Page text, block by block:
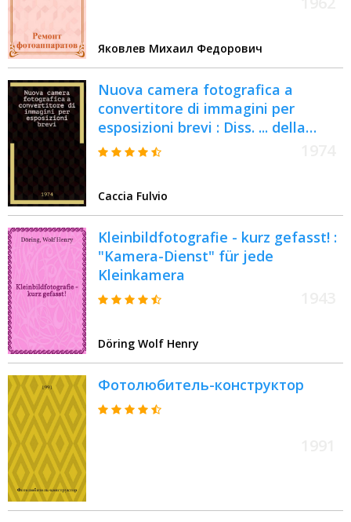
Яковлев Михаил Федорович
Nuova camera fotografica a
convertitore di immagini per
esposizioni brevi : Diss. ... della
Scuola politecn. federale Zurigo
Caccia Fulvio
Kleinbildfotografie - kurz gefasst! :
"Kamera-Dienst" für jede
Kleinkamera
Döring Wolf Henry
Фотолюбитель-конструктор